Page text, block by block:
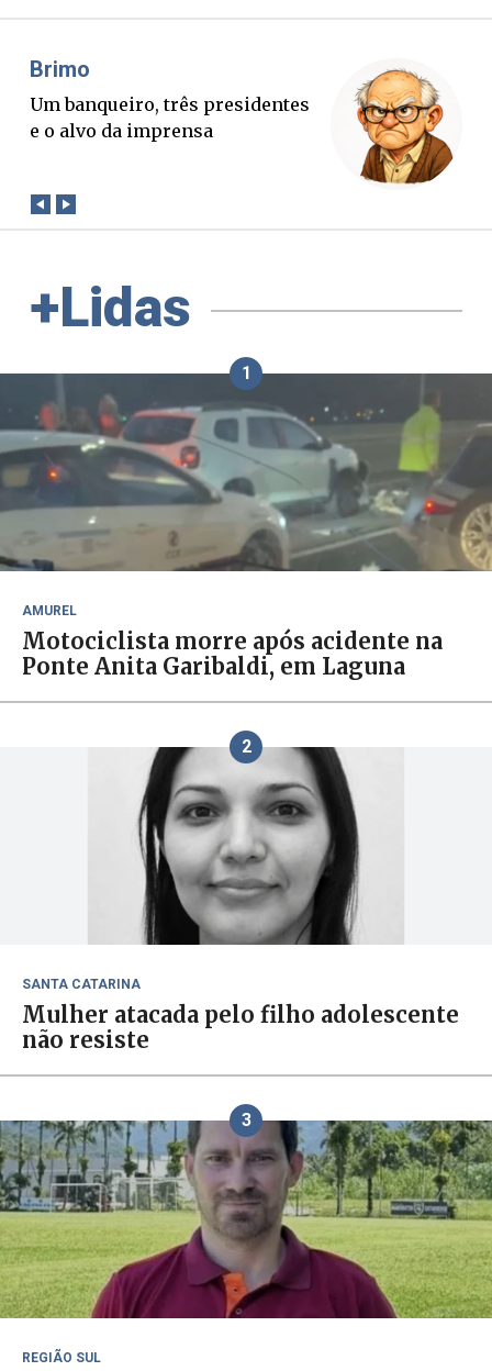
Misael Elias
O Boato corre mais rápido que a
verdade. Mas quem paga a
+Lidas
1
AMUREL
Motociclista morre após acidente na
Ponte Anita Garibaldi, em Laguna
2
SANTA CATARINA
Mulher atacada pelo filho adolescente
não resiste
3
REGIÃO SUL